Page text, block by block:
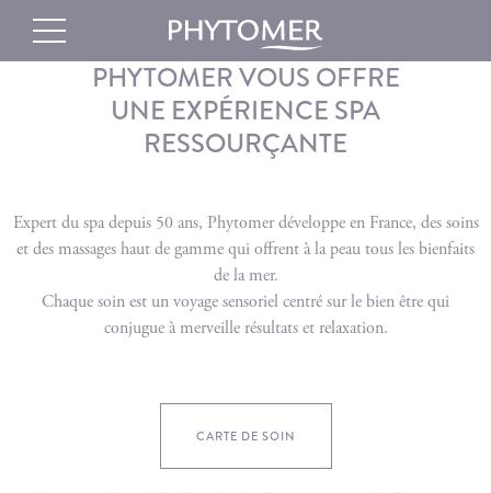
PHYTOMER VOUS OFFRE
UNE EXPÉRIENCE SPA
RESSOURÇANTE
Expert du spa depuis 50 ans, Phytomer développe en France, des soins
et des massages haut de gamme qui offrent à la peau tous les bienfaits
de la mer.
Chaque soin est un voyage sensoriel centré sur le bien être qui
conjugue à merveille résultats et relaxation.
CARTE DE SOIN